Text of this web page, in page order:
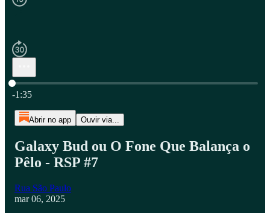
Hora atual: 0:00 / Tempo total: -1:35
-1:35
Abrir no app Ouvir via...
Galaxy Bud ou O Fone Que Balança o
Pêlo - RSP #7
Rua São Paulo
mar 06, 2025